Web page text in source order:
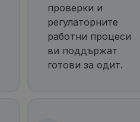
проверки и
регулаторните
работни процеси
ви поддържат
готови за одит.